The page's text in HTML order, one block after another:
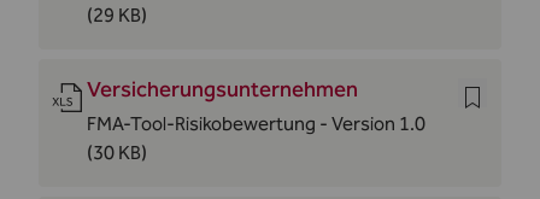
(29 KB)
Versicherungsunternehmen
FMA-Tool-Risikobewertung - Version 1.0
(30 KB)